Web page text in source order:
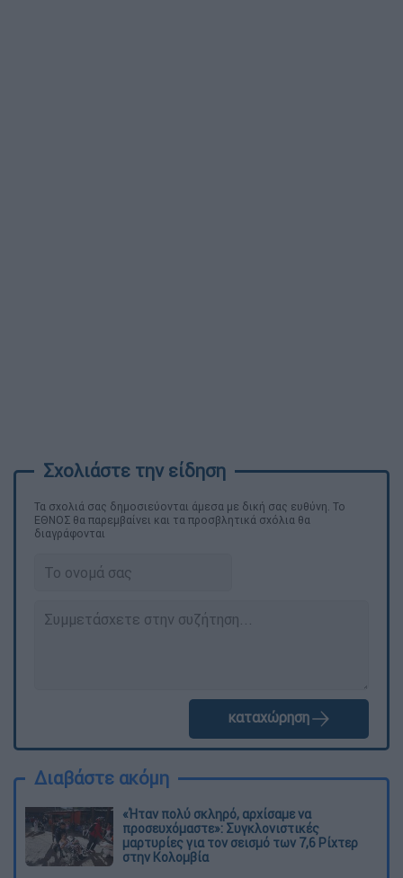
Τα σχολιά σας δημοσιεύονται άμεσα με δική σας ευθύνη. Το
ΕΘΝΟΣ θα παρεμβαίνει και τα προσβλητικά σχόλια θα
διαγράφονται
καταχώρηση
Διαβάστε ακόμη
«Ήταν πολύ σκληρό, αρχίσαμε να
προσευχόμαστε»: Συγκλονιστικές
μαρτυρίες για τον σεισμό των 7,6 Ρίχτερ
στην Κολομβία